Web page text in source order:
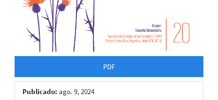
PDF
Publicado: ago. 9, 2024